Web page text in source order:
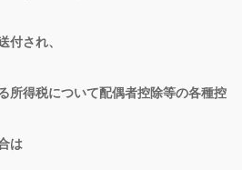
付され、
所得税について配偶者控除等の各種控
は